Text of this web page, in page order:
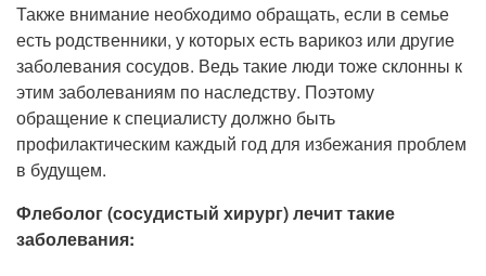
Также внимание необходимо обращать, если в семье
есть родственники, у которых есть варикоз или другие
заболевания сосудов. Ведь такие люди тоже склонны к
этим заболеваниям по наследству. Поэтому
обращение к специалисту должно быть
профилактическим каждый год для избежания проблем
в будущем.
Флеболог (сосудистый хирург) лечит такие
заболевания: